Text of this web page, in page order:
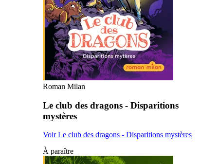
Roman Milan
Le club des dragons - Disparitions
mystères
Voir Le club des dragons - Disparitions mystères
À paraître